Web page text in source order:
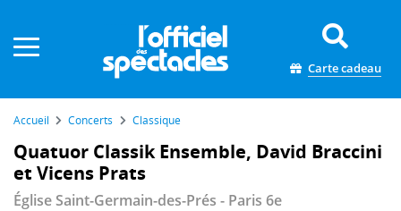
Carte cadeau
Accueil Concerts Classique
Quatuor Classik Ensemble, David Braccini
et Vicens Prats
Église Saint-Germain-des-Prés - Paris 6e